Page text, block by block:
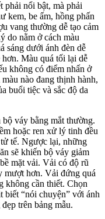
phải nổi bật, mà phải
kem, be ấm, hồng phấn
vang thường dễ tạo cảm
do nằm ở cách màu
sáng dưới ánh đèn dễ
Màu quá tối lại dễ
không có điểm nhấn ở
nào đang thịnh hành,
buổi tiệc và sắc độ da
váy bằng mắt thường.
hoặc ren xử lý tinh đều
tế. Ngược lại, những
sẽ khiến bộ váy giảm
mặt vải. Vải có độ rũ
mượt hơn. Vải đứng quá
không cần thiết. Chọn
biết “nói chuyện” với ánh
trên bảng mẫu.